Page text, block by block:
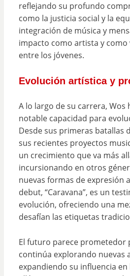
reflejando su profundo
como la justicia social y la
integración de música y
impacto como artista y como
entre los jóvenes.
Evolución artística y
A lo largo de su carrera,
notable capacidad para
Desde sus primeras batallas
sus recientes proyectos
un crecimiento que va más
incursionando en otros
nuevas formas de expresión
debut, “Caravana”, es un
evolución, ofreciendo una
desafían las etiquetas
El futuro parece prometedor
continúa explorando nuevas
expandiendo su influencia en